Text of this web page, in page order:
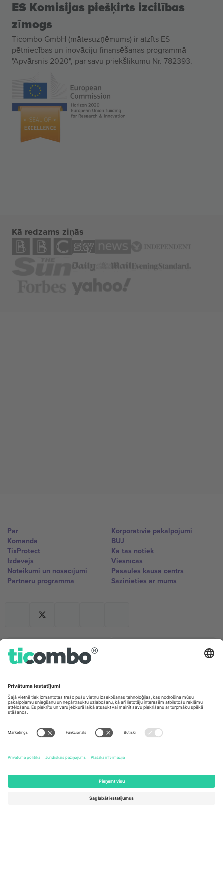
ES Komisijas piešķirts izcilības
zīmogs
Ticombo GmbH (mātesuzņēmums) ir atzīts ES
pētniecības un inovāciju finansēšanas programmā
"Apvārsnis 2020", par savu priekšlikumu Nr. 782393.
Kā redzams ziņās
Par
Komanda
TixProtect
Izdevējs
Noteikumi un nosacījumi
Partneru programma
Korporatīvie pakalpojumi
BUJ
Kā tas notiek
Viesnīcas
Pasaules kausa centrs
Sazinieties ar mums
Biroji un atbalsts
Germany
Berlin, Germany
United Kingdom
London, EC1V 1AW, United
United States
131 Continental Dr, Suite 305,
Newark, Delaware 19713, United
Switzerland
Dorfstrasse 52a, 6390
Engelberg, Switzerland